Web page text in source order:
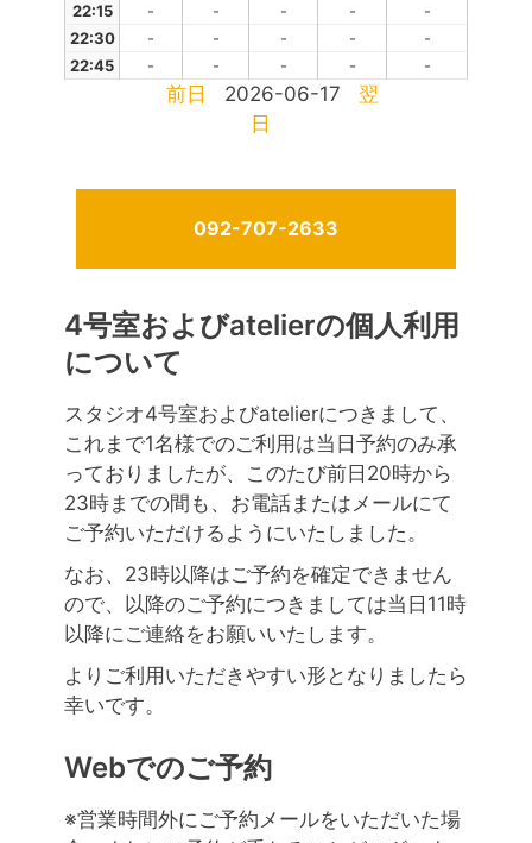
22:15
- - - -
-
22:30
- - - -
-
22:45
- - - - -
前日 2026-06-17
翌
日
092-707-2633
4号室およびatelierの個人利用
について
スタジオ4号室およびatelierにつきまして、
これまで1名様でのご利用は当日予約のみ承
っておりましたが、このたび前日20時から
23時までの間も、お電話またはメールにて
ご予約いただけるようにいたしました。
なお、23時以降はご予約を確定できません
ので、以降のご予約につきましては当日11時
以降にご連絡をお願いいたします。
よりご利用いただきやすい形となりましたら
幸いです。
Webでのご予約
※営業時間外にご予約メールをいただいた場